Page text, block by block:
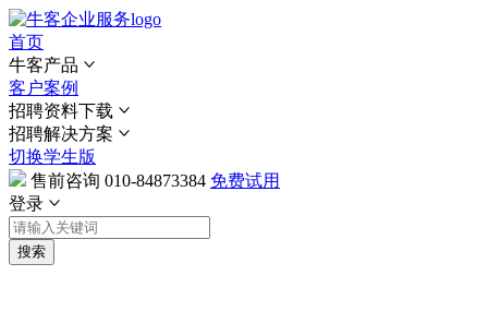
首页
牛客产品
客户案例
招聘资料下载
招聘解决方案
切换学生版
售前咨询 010-84873384 免费试用
登录
搜索